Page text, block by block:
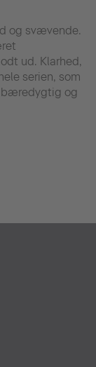
og svævende.
ud. Klarhed,
serien, som
bæredygtig og